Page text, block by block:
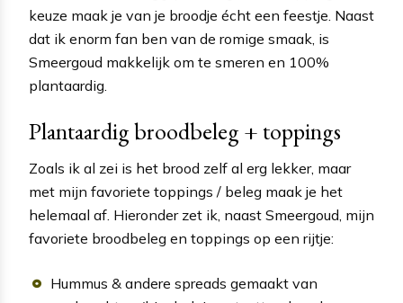
keuze maak je van je broodje écht een feestje. Naast
dat ik enorm fan ben van de romige smaak, is
Smeergoud makkelijk om te smeren en 100%
plantaardig.
Plantaardig broodbeleg + toppings
Zoals ik al zei is het brood zelf al erg lekker, maar
met mijn favoriete toppings / beleg maak je het
helemaal af. Hieronder zet ik, naast Smeergoud, mijn
favoriete broodbeleg en toppings op een rijtje:
Hummus & andere spreads gemaakt van